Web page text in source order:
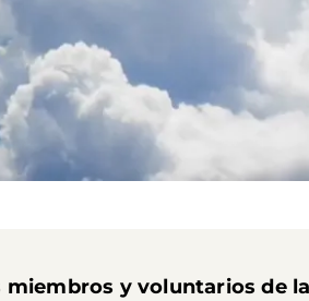
y voluntarios de